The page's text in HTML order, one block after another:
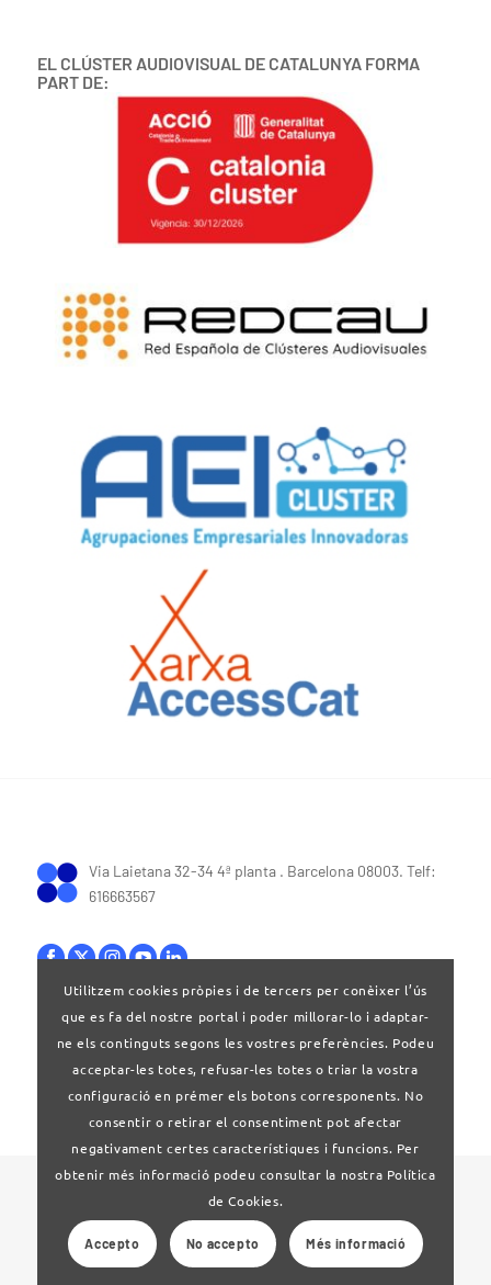
EL CLÚSTER AUDIOVISUAL DE CATALUNYA FORMA
PART DE:
Via Laietana 32-34 4ª planta . Barcelona 08003. Telf:
616663567
Bases legals |Política de privacitat
© 2024 Clúster Audiovisual de Catalunya
Web desenvolupat per La Saladeta
Utilitzem cookies pròpies i de tercers per conèixer l’ús
que es fa del nostre portal i poder millorar-lo i adaptar-
ne els continguts segons les vostres preferències. Podeu
acceptar-les totes, refusar-les totes o triar la vostra
configuració en prémer els botons corresponents. No
consentir o retirar el consentiment pot afectar
negativament certes característiques i funcions. Per
obtenir més informació podeu consultar la nostra Política
de Cookies.
Accepto No accepto Més informació